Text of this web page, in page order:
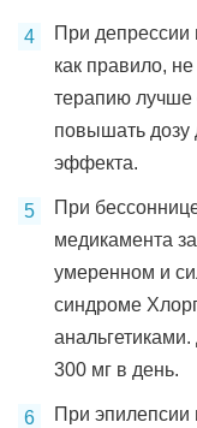
При депрессии
как правило,
терапию лучше
повышать дозу
эффекта.
При
медикамента
умеренном и
синдроме
300 мг в день.
При эпилепсии